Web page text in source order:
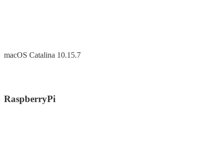
macOS Catalina 10.15.7
RaspberryPi